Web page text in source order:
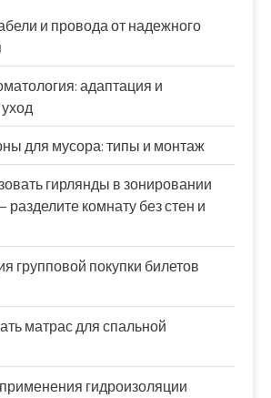
и провода от надежного
адаптация и
для мусора: типы и монтаж
гирлянды в зонировании
разделите комнату без стен и
групповой покупки билетов
матрас для спальной
гидроизоляции